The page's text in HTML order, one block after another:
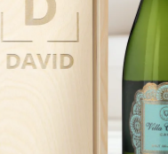
929695
: 8:30 - 17:00 Uhr
: 8:30 - 13:00 Uhr